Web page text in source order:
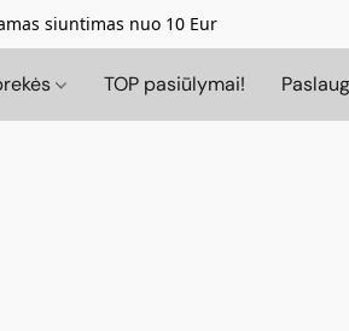
siuntimas nuo 10 Eur
TOP pasiūlymai!